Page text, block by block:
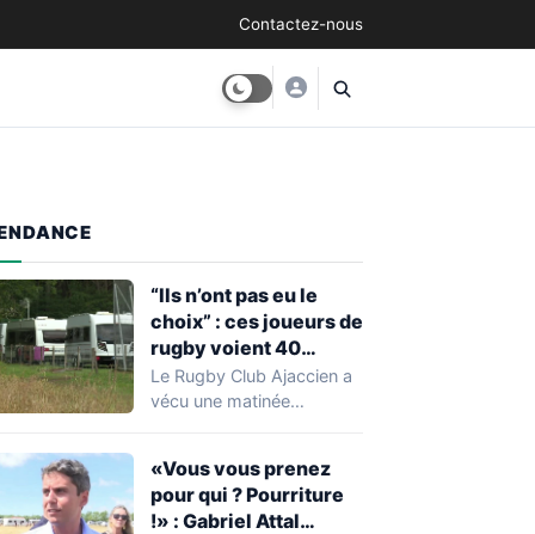
Contactez-nous
“Ils n’ont pas eu le
choix” : ces joueurs de
rugby voient 40
caravanes de gens du
voyage s’installer
heure
Le Rugby Club Ajaccien a
vécu une matinée
découverte d'une…
«Vous vous prenez
pour qui ? Pourriture
!» : Gabriel Attal